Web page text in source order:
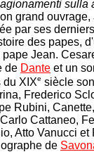
sulla
grand ouvrage,
par ses
des papes,
Jean.
de Dante et un
du XIXe siècle
Frederico
Rubini,
Cattaneo,
Atto Vanucci
de